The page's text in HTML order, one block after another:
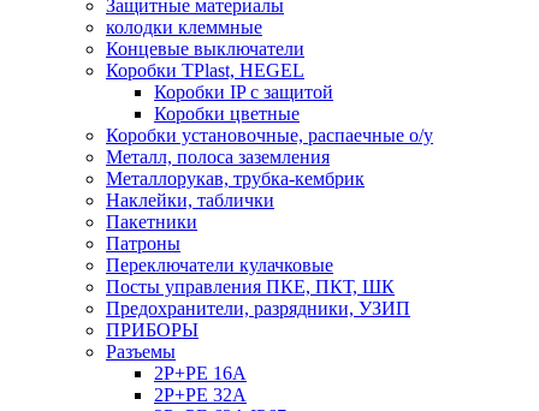
Защитные материалы
колодки клеммные
Концевые выключатели
Коробки TPlast, HEGEL
Коробки IP с защитой
Коробки цветные
Коробки установочные, распаечные о/у
Металл, полоса заземления
Металлорукав, трубка-кембрик
Наклейки, таблички
Пакетники
Патроны
Переключатели кулачковые
Посты управления ПКЕ, ПКТ, ШК
Предохранители, разрядники, УЗИП
ПРИБОРЫ
Разъемы
2P+PE 16A
2P+PE 32A